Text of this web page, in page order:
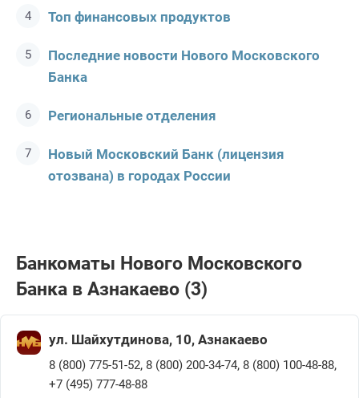
Топ финансовых продуктов
Последние новости Нового Московского
Банка
Региональные отделения
Новый Московский Банк (лицензия
отозвана) в городах России
Банкоматы Нового Московского
Банка в Азнакаево (3)
ул. Шайхутдинова, 10, Азнакаево
8 (800) 775-51-52, 8 (800) 200-34-74, 8 (800) 100-48-88,
+7 (495) 777-48-88